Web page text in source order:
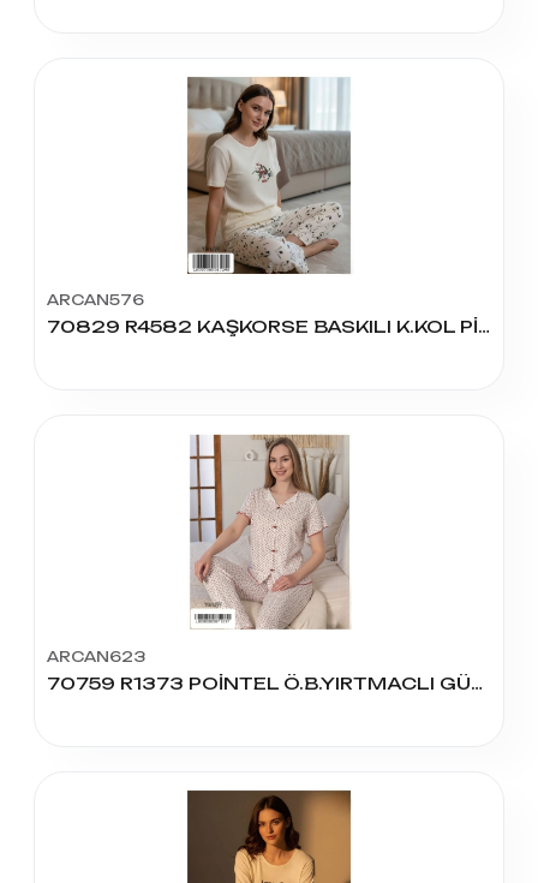
ARCAN576
70829 R4582 KAŞKORSE BASKILI K.KOL PİJAMA TAKIM
ARCAN623
70759 R1373 POİNTEL Ö.B.YIRTMACLI GÜLLÜ PİJAMA TAKIM